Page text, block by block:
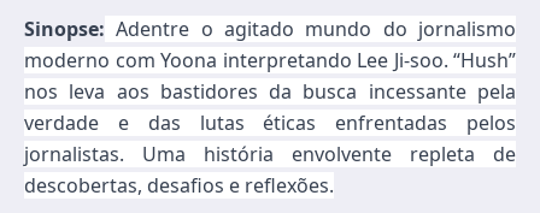
Sinopse: Adentre o agitado mundo do jornalismo
moderno com Yoona interpretando Lee Ji-soo. “Hush”
nos leva aos bastidores da busca incessante pela
verdade e das lutas éticas enfrentadas pelos
jornalistas. Uma história envolvente repleta de
descobertas, desafios e reflexões.